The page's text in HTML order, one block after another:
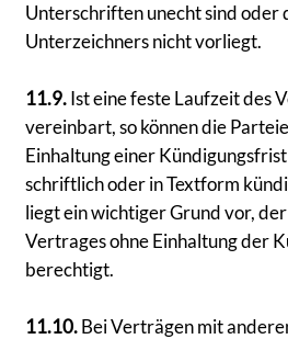
Unterschriften unecht sind oder
Unterzeichners nicht vorliegt.
11.9.Ist eine feste Laufzeit des
vereinbart, so können die
Einhaltung einer
schriftlich oder in Textform
liegt ein wichtiger Grund vor,
Vertrages ohne Einhaltung der
berechtigt.
11.10.Bei Verträgen mit